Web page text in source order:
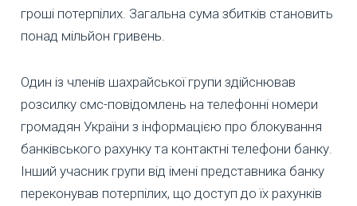
гроші потерпілих. Загальна сума збитків становить
понад мільйон гривень.
Один із членів шахрайської групи здійснював
розсилку смс-повідомлень на телефонні номери
громадян України з інформацією про блокування
банківського рахунку та контактні телефони банку.
Інший учасник групи від імені представника банку
переконував потерпілих, що доступ до їх рахунків